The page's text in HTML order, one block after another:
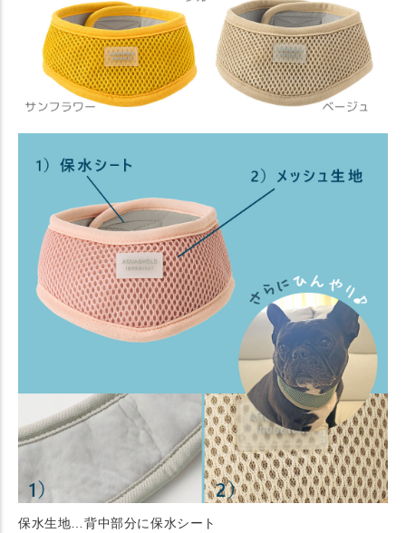
保水生地…背中部分に保水シート